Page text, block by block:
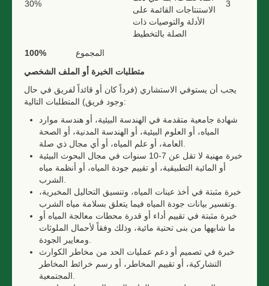
30%
الاستنتاجات القائمة على
الأدلة والتوصيات ذات
الصلة بالتخطيط
3
100%
المجموع
متطلبات الخبرة أو الملف الشخصي
يجب أن يستوفي الاستشاري (فرداً كان أو قائداً لفريق في حال
وجود فريق) المتطلبات التالية:
شهادة جامعية متقدمة في الهندسة البيئية، أو هندسة موارد
المياه، أو العلوم البيئية، أو الهندسة المدنية، أو الصحة
خبرة مهنية لا تقل عن 7-10 سنوات في مجال البحوث البيئية
أو المائية التطبيقية، أو تقييم جودة المياه، أو أنظمة مياه
خبرة مثبتة في أخذ عينات المياه، وتنسيق التحاليل المخبرية،
خبرة مثبتة في تقييم أداء أو قدرة محطات معالجة المياه أو
ما شابهها من بنى تحتية مائية، وذلك وفقاً لأحمال الملوثات
خبرة في تصميم أو دعم عمليات الحد من مخاطر الكوارث
التشاركية، أو تقييم المخاطر، أو رسم خرائط المخاطر